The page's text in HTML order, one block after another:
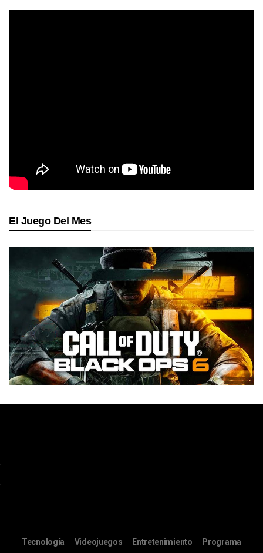
El Juego Del Mes
Tecnología Videojuegos Entretenimiento
Programa